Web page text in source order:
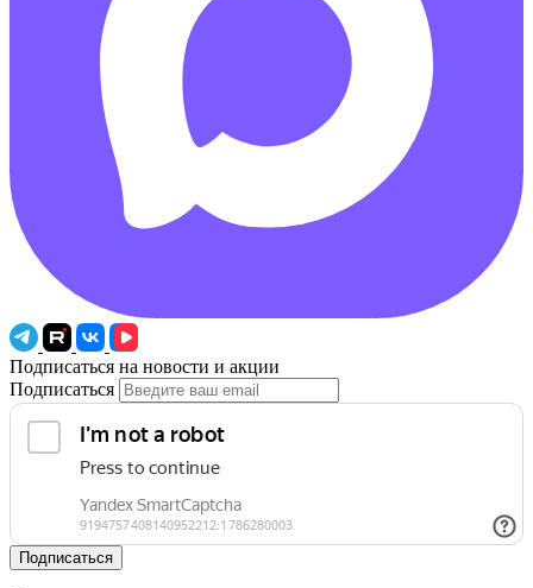
Подписаться на новости и акции
Подписаться
Подписаться